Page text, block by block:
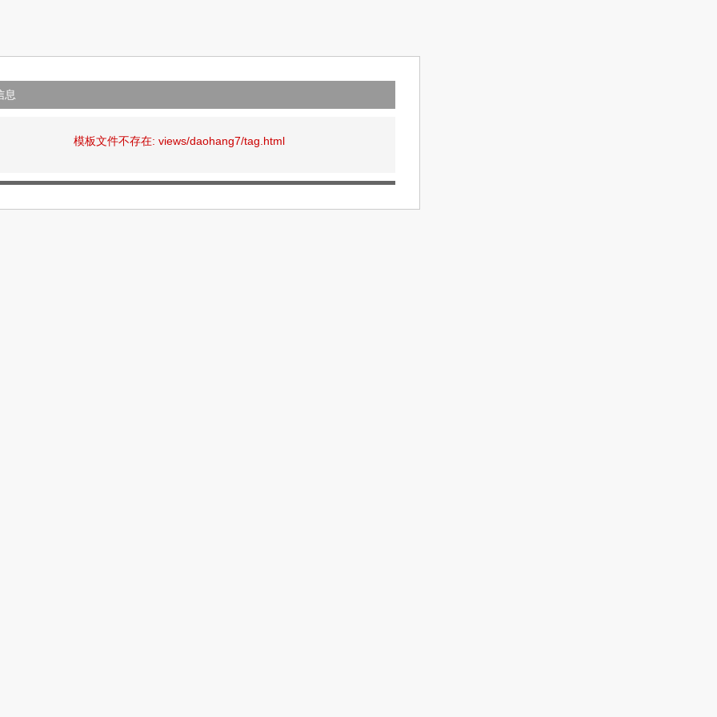
息
模板文件不存在: views/daohang7/tag.html